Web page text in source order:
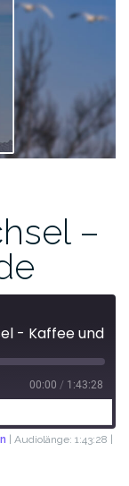
–
00:00 / 1:43:28
Audiolänge: 1:43:28